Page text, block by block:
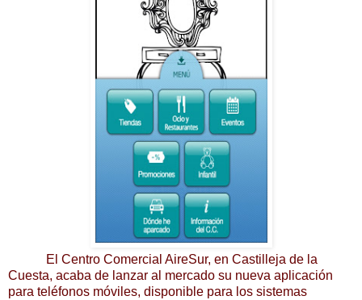
ElCentro Comercial AireSur, en Castilleja de la
Cuesta, acaba de lanzar al mercado su nueva aplicación
para teléfonos móviles, disponible para los sistemas